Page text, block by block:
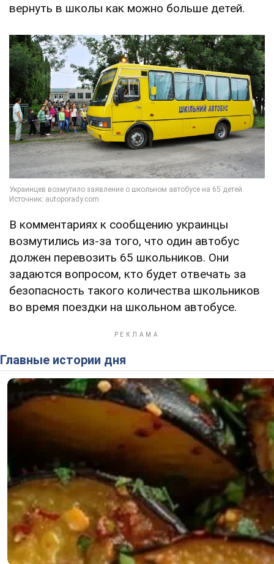
вернуть в школы как можно больше детей.
В комментариях к сообщению украинцы
возмутились из-за того, что один автобус
должен перевозить 65 школьников. Они
задаются вопросом, кто будет отвечать за
безопасность такого количества школьников
во время поездки на школьном автобусе.
Главные истории дня